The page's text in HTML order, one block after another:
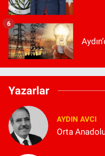
6
Yazarlar
AYDIN AVCI
Orta